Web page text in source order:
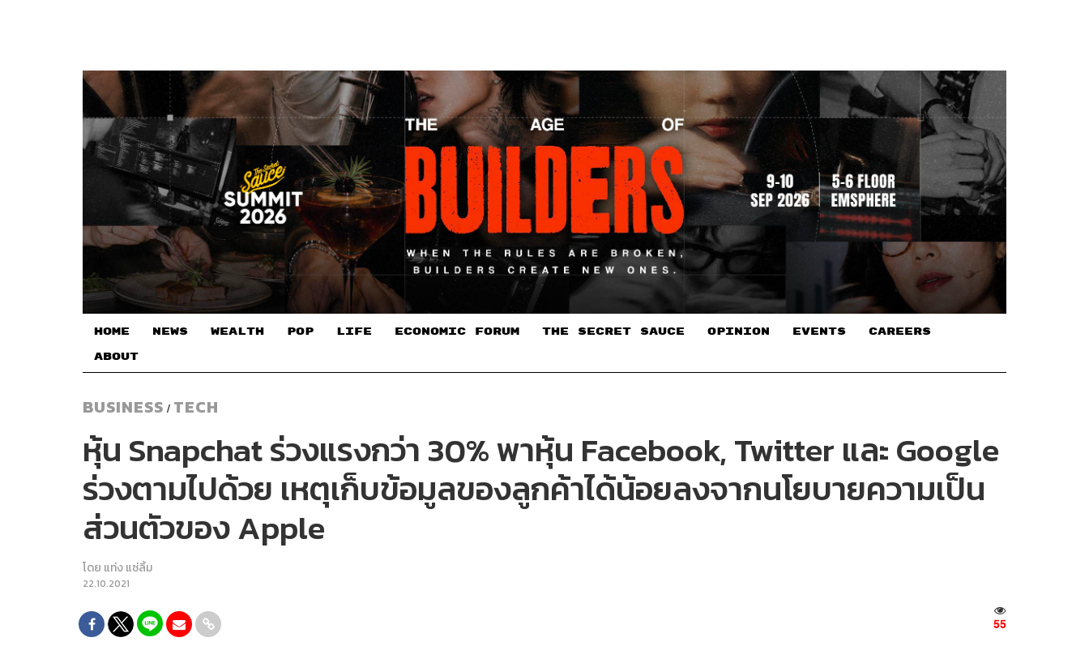
HOME NEWS WEALTH POP LIFE ECONOMIC FORUM THE SECRET SAUCE​ OPINION EVENTS CAREERS
ABOUT
BUSINESS / TECH
หุ้น Snapchat ร่วงแรงกว่า 30% พาหุ้น Facebook, Twitter และ Google
ร่วงตามไปด้วย เหตุเก็บข้อมูลของลูกค้าได้น้อยลงจากนโยบายความเป็น
ส่วนตัวของ Apple
โดย แท่ง แซ่ลิ้ม
22.10.2021
55